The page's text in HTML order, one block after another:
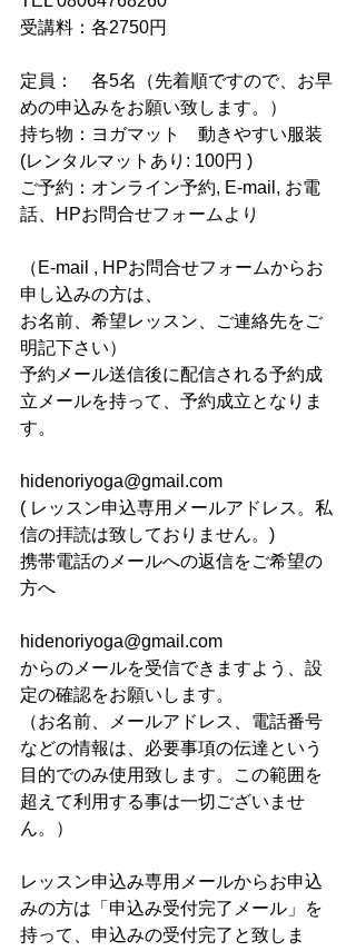
受講料：各2750円
定員：　各5名（先着順ですので、お早
めの申込みをお願い致します。）
持ち物：ヨガマット　動きやすい服装
(レンタルマットあり: 100円 )
ご予約：オンライン予約, E-mail, お電
話、HPお問合せフォームより
（E-mail , HPお問合せフォームからお
申し込みの方は、
お名前、希望レッスン、ご連絡先をご
明記下さい）
予約メール送信後に配信される予約成
立メールを持って、予約成立となりま
す。
hidenoriyoga@gmail.com
( レッスン申込専用メールアドレス。私
信の拝読は致しておりません。)
携帯電話のメールへの返信をご希望の
方へ
hidenoriyoga@gmail.com
からのメールを受信できますよう、設
定の確認をお願いします。
（お名前、メールアドレス、電話番号
などの情報は、必要事項の伝達という
目的でのみ使用致します。この範囲を
超えて利用する事は一切ございませ
ん。）
レッスン申込み専用メールからお申込
みの方は「申込み受付完了メール」を
持って、申込みの受付完了と致しま